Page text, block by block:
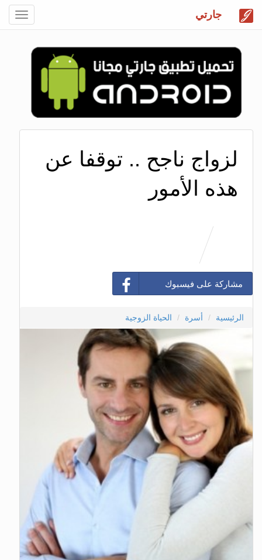
جارتي
لزواج ناجح .. توقفا عن
هذه الأمور
مشاركة على فيسبوك
الرئيسية أسرة الحياة الزوجية